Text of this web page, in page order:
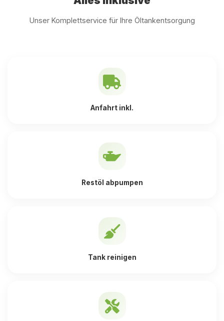
Unser Komplettservice für Ihre Öltankentsorgung
Anfahrt inkl.
Restöl abpumpen
Tank reinigen